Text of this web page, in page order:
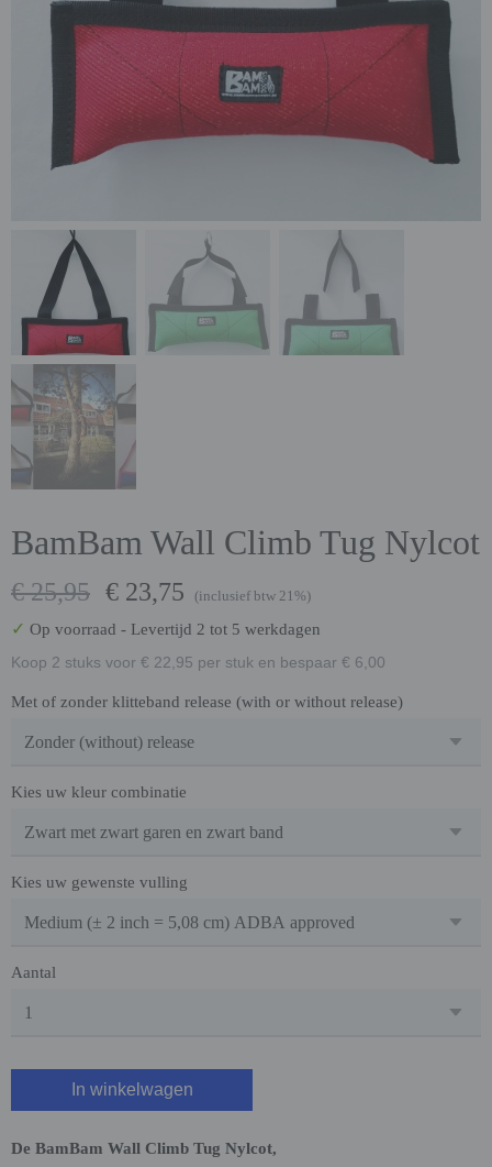
BamBam Wall Climb Tug Nylcot
€ 25,95 € 23,75 (inclusief btw 21%)
✓ Op voorraad - Levertijd 2 tot 5 werkdagen
Koop 2 stuks voor € 22,95 per stuk en bespaar € 6,00
Met of zonder klitteband release (with or without release)
Kies uw kleur combinatie
Kies uw gewenste vulling
Aantal
In winkelwagen
De BamBam Wall Climb Tug Nylcot,